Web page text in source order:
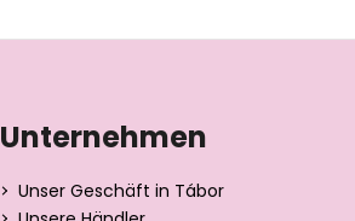
Unternehmen
Unser Geschäft in Tábor